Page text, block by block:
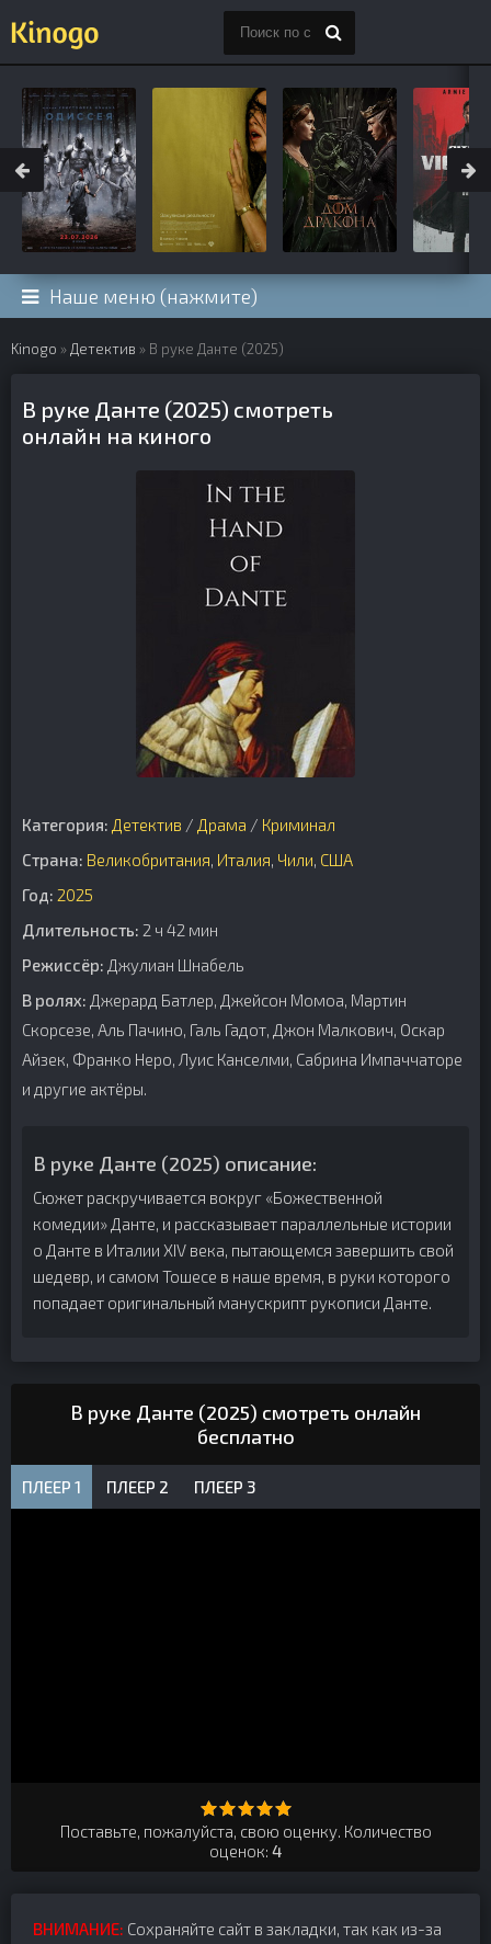
Наше меню (нажмите)
Kinogo » Детектив » В руке Данте (2025)
В руке Данте (2025) смотреть
онлайн на киного
Категория: Детектив / Драма / Криминал
Страна: Великобритания, Италия, Чили, США
Год: 2025
Длительность: 2 ч 42 мин
Режиссёр: Джулиан Шнабель
В ролях: Джерард Батлер, Джейсон Момоа, Мартин
Скорсезе, Аль Пачино, Галь Гадот, Джон Малкович, Оскар
Айзек, Франко Неро, Луис Канселми, Сабрина Импаччаторе
и другие актёры.
В руке Данте (2025) описание:
Сюжет раскручивается вокруг «Божественной
комедии» Данте, и рассказывает параллельные истории
о Данте в Италии XIV века, пытающемся завершить свой
шедевр, и самом Тошесе в наше время, в руки которого
попадает оригинальный манускрипт рукописи Данте.
В руке Данте (2025) смотреть онлайн
бесплатно
ПЛЕЕР 1 ПЛЕЕР 2 ПЛЕЕР 3
Поставьте, пожалуйста, свою оценку. Количество
оценок: 4
ВНИМАНИЕ: Сохраняйте сайт в закладки, так как из-за